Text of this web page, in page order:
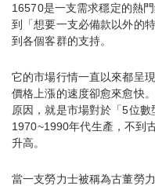
16570是一支需求穩定的熱
到「想要一支必備款以外的
到各個客群的支持。
它的市場行情一直以來都呈
價格上漲的速度卻愈來愈快
原因，就是市場對於「5位
1970~1990年代生產，不到
升高。
當一支勞力士被稱為古董勞